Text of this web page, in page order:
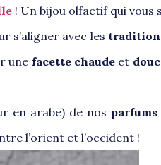
! Un bijou olfactif qui
s’aligner avec les
une facette chaude et
en arabe) de nos
l’orient et l’occident !